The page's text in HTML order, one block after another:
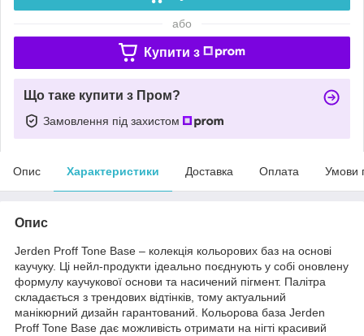
або
Купити з
Що таке купити з Пром?
Замовлення під захистом
Опис Характеристики Доставка Оплата Умови
Опис
Jerden Proff Tone Base – колекція кольорових баз на основі
каучуку. Ці нейл-продукти ідеально поєднують у собі оновлену
формулу каучукової основи та насичений пігмент. Палітра
складається з трендових відтінків, тому актуальний
манікюрний дизайн гарантований. Кольорова база Jerden
Proff Tone Base дає можливість отримати на нігті красивий